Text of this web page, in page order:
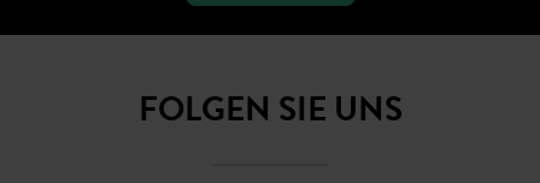
FOLGEN SIE UNS